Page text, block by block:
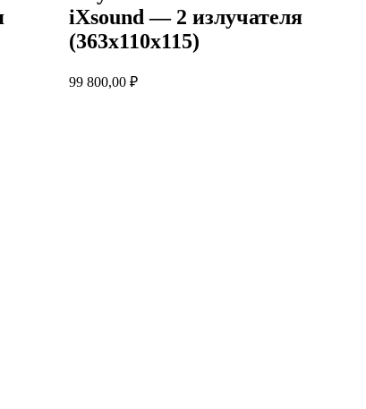
iXsound — 2 излучателя
(363х110х115)
99 800,00 ₽